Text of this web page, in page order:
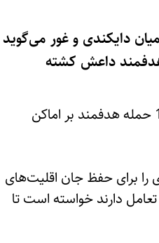
دایکندی و غور می‌گوید
700 هزاره در پی حملات هدفمند داعش کشته
این نهاد جمعه‌شب (23 سنبله) با انتشار بیانیه‌ای تأکید کرد که گروه داعش طی این مدت 17 حمله هدفمند بر اماکن
را برای حفظ جان اقلیت‌های
دارند خواسته است تا